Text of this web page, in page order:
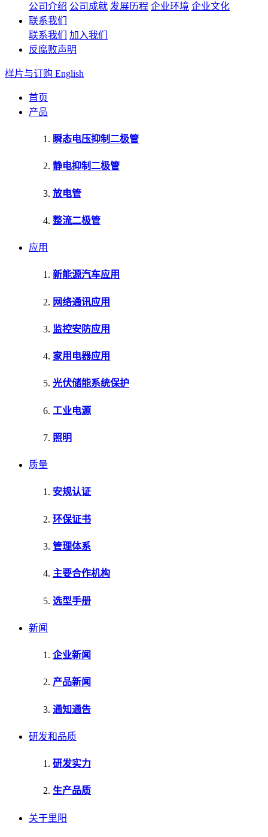
公司介绍 公司成就 发展历程 企业环境 企业文化
联系我们
联系我们
加入我们
反腐败声明
样片与订购 English
首页
产品
瞬态电压抑制二极管
静电抑制二极管
放电管
整流二极管
应用
新能源汽车应用
网络通讯应用
监控安防应用
家用电器应用
光伏储能系统保护
工业电源
照明
质量
安规认证
环保证书
管理体系
主要合作机构
选型手册
新闻
企业新闻
产品新闻
通知通告
研发和品质
研发实力
生产品质
关于里阳